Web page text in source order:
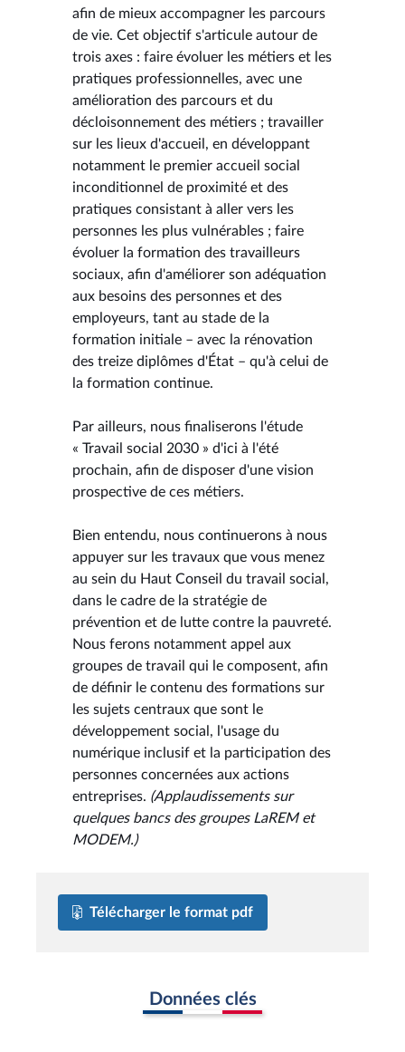
afin de mieux accompagner les parcours
de vie. Cet objectif s'articule autour de
trois axes : faire évoluer les métiers et les
pratiques professionnelles, avec une
amélioration des parcours et du
décloisonnement des métiers ; travailler
sur les lieux d'accueil, en développant
notamment le premier accueil social
inconditionnel de proximité et des
pratiques consistant à aller vers les
personnes les plus vulnérables ; faire
évoluer la formation des travailleurs
sociaux, afin d'améliorer son adéquation
aux besoins des personnes et des
employeurs, tant au stade de la
formation initiale – avec la rénovation
des treize diplômes d'État – qu'à celui de
la formation continue.
Par ailleurs, nous finaliserons l'étude
« Travail social 2030 » d'ici à l'été
prochain, afin de disposer d'une vision
prospective de ces métiers.
Bien entendu, nous continuerons à nous
appuyer sur les travaux que vous menez
au sein du Haut Conseil du travail social,
dans le cadre de la stratégie de
prévention et de lutte contre la pauvreté.
Nous ferons notamment appel aux
groupes de travail qui le composent, afin
de définir le contenu des formations sur
les sujets centraux que sont le
développement social, l'usage du
numérique inclusif et la participation des
personnes concernées aux actions
entreprises. (Applaudissements sur
quelques bancs des groupes LaREM et
MODEM.)
Télécharger le format pdf
Données clés